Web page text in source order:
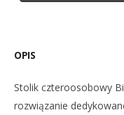
OPIS
Stolik czteroosobowy
rozwiązanie